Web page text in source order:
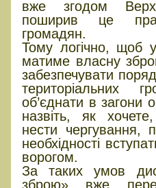
вже згодом
поширив це
громадян.
Тому логічно, щоб
матиме власну
забезпечувати
територіальних
об’єднати в загони
назвіть, як
нести чергування,
необхідності
ворогом.
За таких умов
зброю» вже